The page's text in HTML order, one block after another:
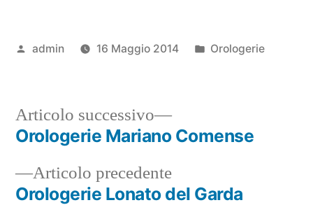
Pubblicato
admin 16 Maggio 2014
Pubblicato
Orologerie
Navigazione
articoli
Articolo precedenteArticolo
precedente:
Orologerie Lonato del Garda
Articolo successivo
Articolo
successivo:
Orologerie Mariano Comense